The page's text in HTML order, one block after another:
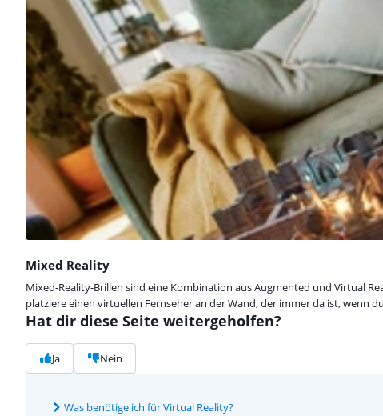
Mixed Reality
Mixed-Reality-Brillen sind eine Kombination aus Augmented und Virtual
platziere einen virtuellen Fernseher an der Wand, der immer da ist, wenn
Hat dir diese Seite weitergeholfen?
Ja Nein
Was benötige ich für Virtual Reality?